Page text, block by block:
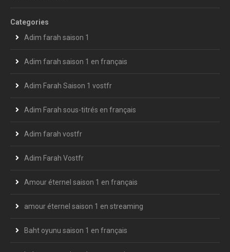
Categories
Adim farah saison 1
Adim farah saison 1 en français
Adim Farah Saison 1 vostfr
Adim Farah sous-titrés en français
Adim farah vostfr
Adim Farah Vostfr
Amour éternel saison 1 en français
amour éternel saison 1 en streaming
Baht oyunu saison 1 en français